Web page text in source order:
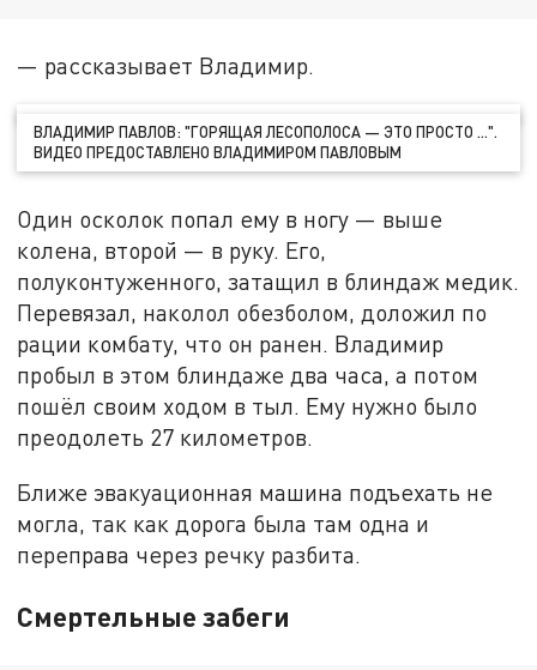
— рассказывает Владимир.
ВЛАДИМИР ПАВЛОВ: "ГОРЯЩАЯ ЛЕСОПОЛОСА — ЭТО ПРОСТО ...".
ВИДЕО ПРЕДОСТАВЛЕНО ВЛАДИМИРОМ ПАВЛОВЫМ
Один осколок попал ему в ногу — выше
колена, второй — в руку. Его,
полуконтуженного, затащил в блиндаж медик.
Перевязал, наколол обезболом, доложил по
рации комбату, что он ранен. Владимир
пробыл в этом блиндаже два часа, а потом
пошёл своим ходом в тыл. Ему нужно было
преодолеть 27 километров.
Ближе эвакуационная машина подъехать не
могла, так как дорога была там одна и
переправа через речку разбита.
Смертельные забеги